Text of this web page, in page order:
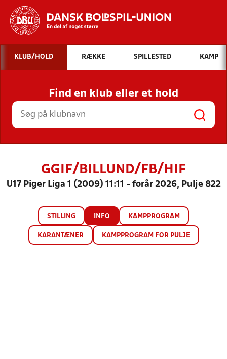
Hvad vil du søge efter?
INDHOLD OG NYHEDER
STILLINGER, RESULTATER, KLUBBER OG
HOLD
KLUB/HOLD RÆKKE SPILLESTED KAMP
Find en klub eller et hold
GGIF/BILLUND/FB/HIF
U17 Piger Liga 1 (2009) 11:11 - forår 2026, Pulje 822
STILLING INFO KAMPPROGRAM
KARANTÆNER KAMPPROGRAM FOR PULJE